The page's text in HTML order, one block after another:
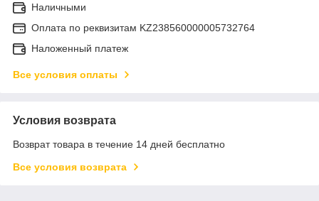
Наличными
Оплата по реквизитам KZ238560000005732764
Наложенный платеж
Все условия оплаты
Условия возврата
Возврат товара в течение 14 дней бесплатно
Все условия возврата